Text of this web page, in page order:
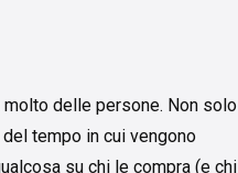
molto delle persone. Non solo
tempo in cui vengono
su chi le compra (e chi